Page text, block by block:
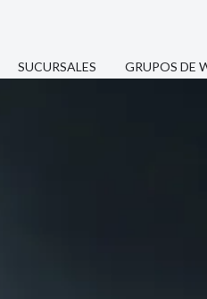
SUCURSALES GRUPOS DE